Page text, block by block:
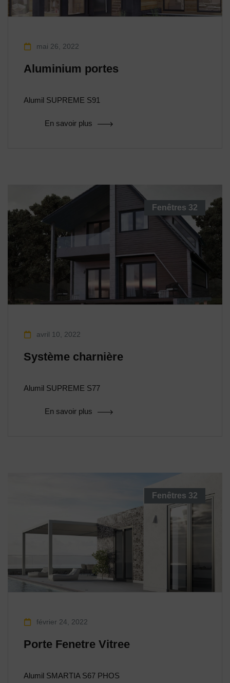
mai 26, 2022
Aluminium portes
Alumil SUPREME S91
En savoir plus
Fenêtres 32
avril 10, 2022
Système charnière
Alumil SUPREME S77
En savoir plus
Fenêtres 32
février 24, 2022
Porte Fenetre Vitree
Alumil SMARTIA S67 PHOS